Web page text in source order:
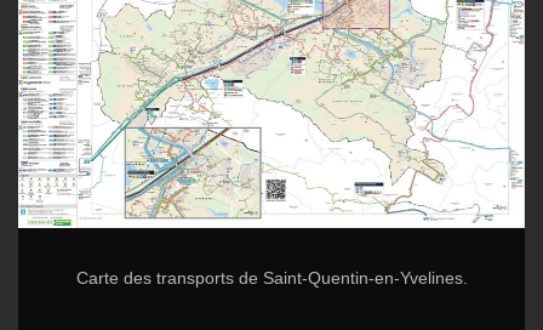
Carte des transports de Saint-Quentin-en-Yvelines.